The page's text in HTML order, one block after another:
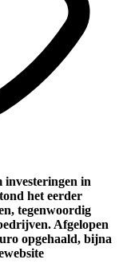
in
het eerder
tegenwoordig
Afgelopen
opgehaald, bijna